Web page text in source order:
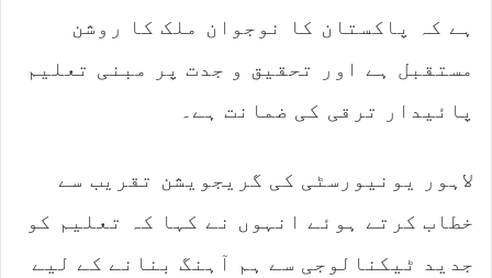
ہے کہ پاکستان کا نوجوان ملک کا روشن
مستقبل ہے اور تحقیق و جدت پر مبنی تعلیم
پائیدار ترقی کی ضمانت ہے۔
لاہور یونیورسٹی کی گریجویشن تقریب سے
خطاب کرتے ہوئے انہوں نے کہا کہ تعلیم کو
جدید ٹیکنالوجی سے ہم آہنگ بنانے کے لیے